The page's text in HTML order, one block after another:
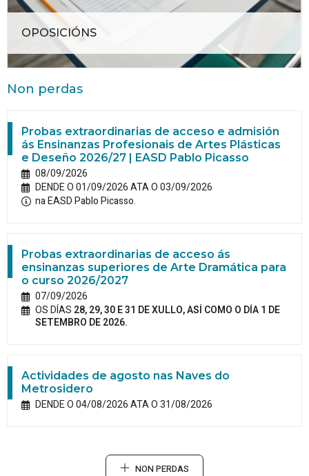
OPOSICIÓNS
Non perdas
Probas extraordinarias de acceso e admisión
ás Ensinanzas Profesionais de Artes Plásticas
e Deseño 2026/27 | EASD Pablo Picasso
08/09/2026
DENDE O 01/09/2026 ATA O 03/09/2026
na EASD Pablo Picasso.
Probas extraordinarias de acceso ás
ensinanzas superiores de Arte Dramática para
o curso 2026/2027
07/09/2026
OS DÍAS 28, 29, 30 E 31 DE XULLO, ASÍ COMO O DÍA 1 DE
SETEMBRO DE 2026.
Actividades de agosto nas Naves do
Metrosidero
DENDE O 04/08/2026 ATA O 31/08/2026
NON PERDAS